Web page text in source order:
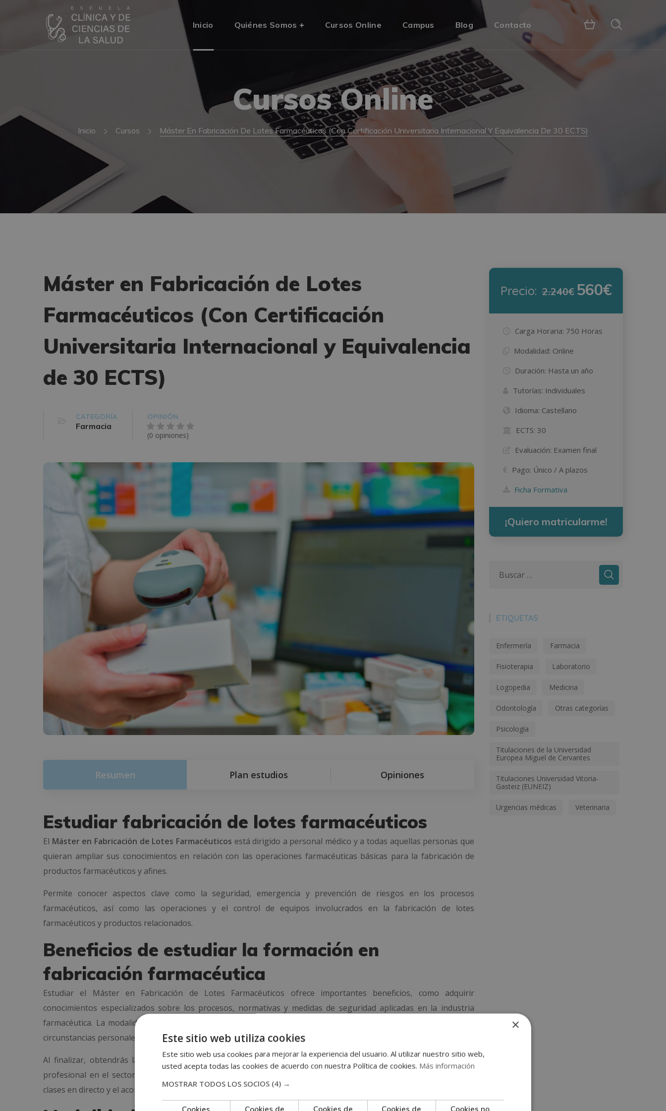
Inicio Quiénes Somos Cursos Online Campus Blog Contacto
Cursos Online
Inicio Cursos Máster En Fabricación De Lotes Farmacéuticos (Con Certificación Universitaria Internacional Y Equivalencia De 30 ECTS)
Máster en Fabricación de Lotes
Farmacéuticos (Con Certificación
Universitaria Internacional y Equivalencia
de 30 ECTS)
CATEGORÍA
Farmacia
OPINIÓN
(0 opiniones)
Resumen Plan estudios Opiniones
Estudiar fabricación de lotes farmacéuticos
El Máster en Fabricación de Lotes Farmacéuticos está dirigido a personal médico y a todas aquellas personas que
quieran ampliar sus conocimientos en relación con las operaciones farmacéuticas básicas para la fabricación de
productos farmacéuticos y afines.
Permite conocer aspectos clave como la seguridad, emergencia y prevención de riesgos en los procesos
farmacéuticos, así como las operaciones y el control de equipos involucrados en la fabricación de lotes
farmacéuticos y productos relacionados.
Beneficios de estudiar la formación en
fabricación farmacéutica
Estudiar el Máster en Fabricación de Lotes Farmacéuticos ofrece importantes beneficios, como adquirir
conocimientos especializados sobre los procesos, normativas y medidas de seguridad aplicadas en la industria
farmacéutica. La modalidad online permite estudiar con total flexibilidad y adaptar el ritmo de aprendizaje a tus
circunstancias personales y profesionales.
Al finalizar, obtendrás la titulación deMáster en Fabricación de Lotes Farmacéuticos, que mejorará tu perfil
profesional en el sector de la salud y la industria farmacéutica. Además, contarás con materiales especializados,
clases en directo y el acompañamiento de tutores expertos para asegurar una formación rigurosa y actualizada.
Precio: 2.240€ 560€
Carga Horaria: 750 Horas
Modalidad: Online
Duración: Hasta un año
Tutorías: Individuales
Idioma: Castellano
ECTS: 30
Evaluación: Examen final
Pago: Único / A plazos
Ficha Formativa
¡Quiero matricularme!
ETIQUETAS
Enfermería Farmacia
Fisioterapia Laboratorio
Logopedia Medicina
Odontología Otras categorías
Psicología
Titulaciones de la Universidad
Europea Miguel de Cervantes
Titulaciones Universidad Vitoria-
Gasteiz (EUNEIZ)
Urgencias médicas Veterinaria
×
Este sitio web utiliza cookies
Este sitio web usa cookies para mejorar la experiencia del usuario. Al utilizar nuestro sitio web,
usted acepta todas las cookies de acuerdo con nuestra Política de cookies. Más información
MOSTRAR TODOS LOS SOCIOS (4) →
Cookies
Cookies de
Cookies de
Cookies de
Cookies no